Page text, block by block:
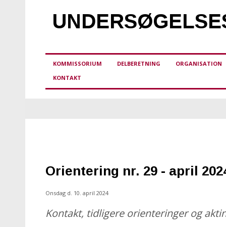
KOMMISSORIUM DELBERETNING
ORGANISATION
KONTAKT
Orientering nr. 29 - april
Onsdag d. 10. april 2024
Kontakt, tidligere orienteringer og